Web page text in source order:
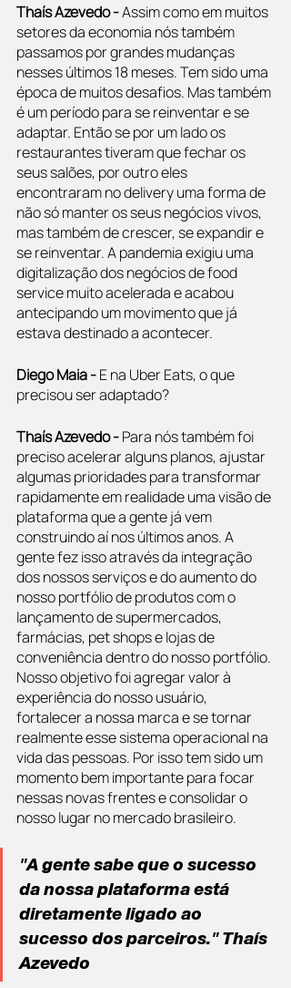
Thaís Azevedo - Assim como em muitos
setores da economia nós também
passamos por grandes mudanças
nesses últimos 18 meses. Tem sido uma
época de muitos desafios. Mas também
é um período para se reinventar e se
adaptar. Então se por um lado os
restaurantes tiveram que fechar os
seus salões, por outro eles
encontraram no delivery uma forma de
não só manter os seus negócios vivos,
mas também de crescer, se expandir e
se reinventar. A pandemia exigiu uma
digitalização dos negócios de food
service muito acelerada e acabou
antecipando um movimento que já
estava destinado a acontecer.
Diego Maia - E na Uber Eats, o que
precisou ser adaptado?
Thaís Azevedo - Para nós também foi
preciso acelerar alguns planos, ajustar
algumas prioridades para transformar
rapidamente em realidade uma visão de
plataforma que a gente já vem
construindo aí nos últimos anos. A
gente fez isso através da integração
dos nossos serviços e do aumento do
nosso portfólio de produtos com o
lançamento de supermercados,
farmácias, pet shops e lojas de
conveniência dentro do nosso portfólio.
Nosso objetivo foi agregar valor à
experiência do nosso usuário,
fortalecer a nossa marca e se tornar
realmente esse sistema operacional na
vida das pessoas. Por isso tem sido um
momento bem importante para focar
nessas novas frentes e consolidar o
nosso lugar no mercado brasileiro.
"A gente sabe que o sucesso
da nossa plataforma está
diretamente ligado ao
sucesso dos parceiros." Thaís
Azevedo